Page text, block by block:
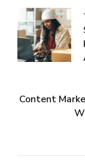
Content